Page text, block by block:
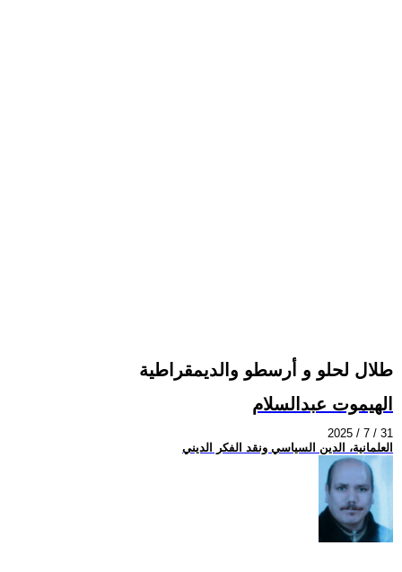
طلال لحلو و أرسطو والديمقراطية
الهيموت عبدالسلام
2025 / 7 / 31
العلمانية، الدين السياسي ونقد الفكر الديني